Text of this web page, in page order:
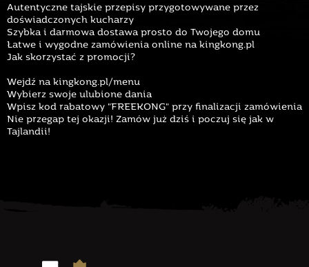
Autentyczne tajskie przepisy przygotowywane przez
doświadczonych kucharzy
Szybka i darmowa dostawa prosto do Twojego domu
Łatwe i wygodne zamówienia online na kingkong.pl
Jak skorzystać z promocji?
Wejdź na kingkong.pl/menu
Wybierz swoje ulubione dania
Wpisz kod rabatowy "FREEKONG" przy finalizacji zamówienia
Nie przegap tej okazji! Zamów już dziś i poczuj się jak w
Tajlandii!